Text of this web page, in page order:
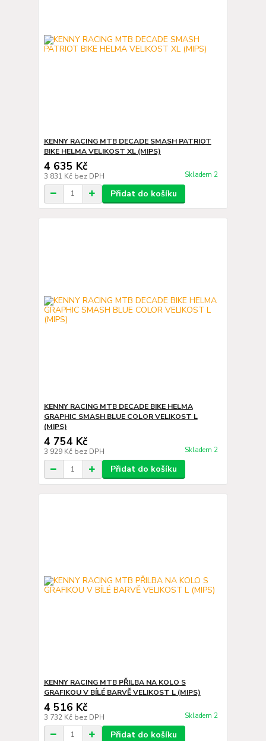
KENNY RACING MTB DECADE SMASH PATRIOT
BIKE HELMA VELIKOST XL (MIPS)
4 635 Kč
3 831 Kč bez DPH Skladem 2
Přidat do košíku
KENNY RACING MTB DECADE BIKE HELMA
GRAPHIC SMASH BLUE COLOR VELIKOST L
(MIPS)
4 754 Kč
3 929 Kč bez DPH Skladem 2
Přidat do košíku
KENNY RACING MTB PŘILBA NA KOLO S
GRAFIKOU V BÍLÉ BARVĚ VELIKOST L (MIPS)
4 516 Kč
3 732 Kč bez DPH Skladem 2
Přidat do košíku